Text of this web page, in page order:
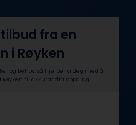
fra en
i Røyken
og behov, så hjelper vi deg med å
til akkurat ditt oppdrag.